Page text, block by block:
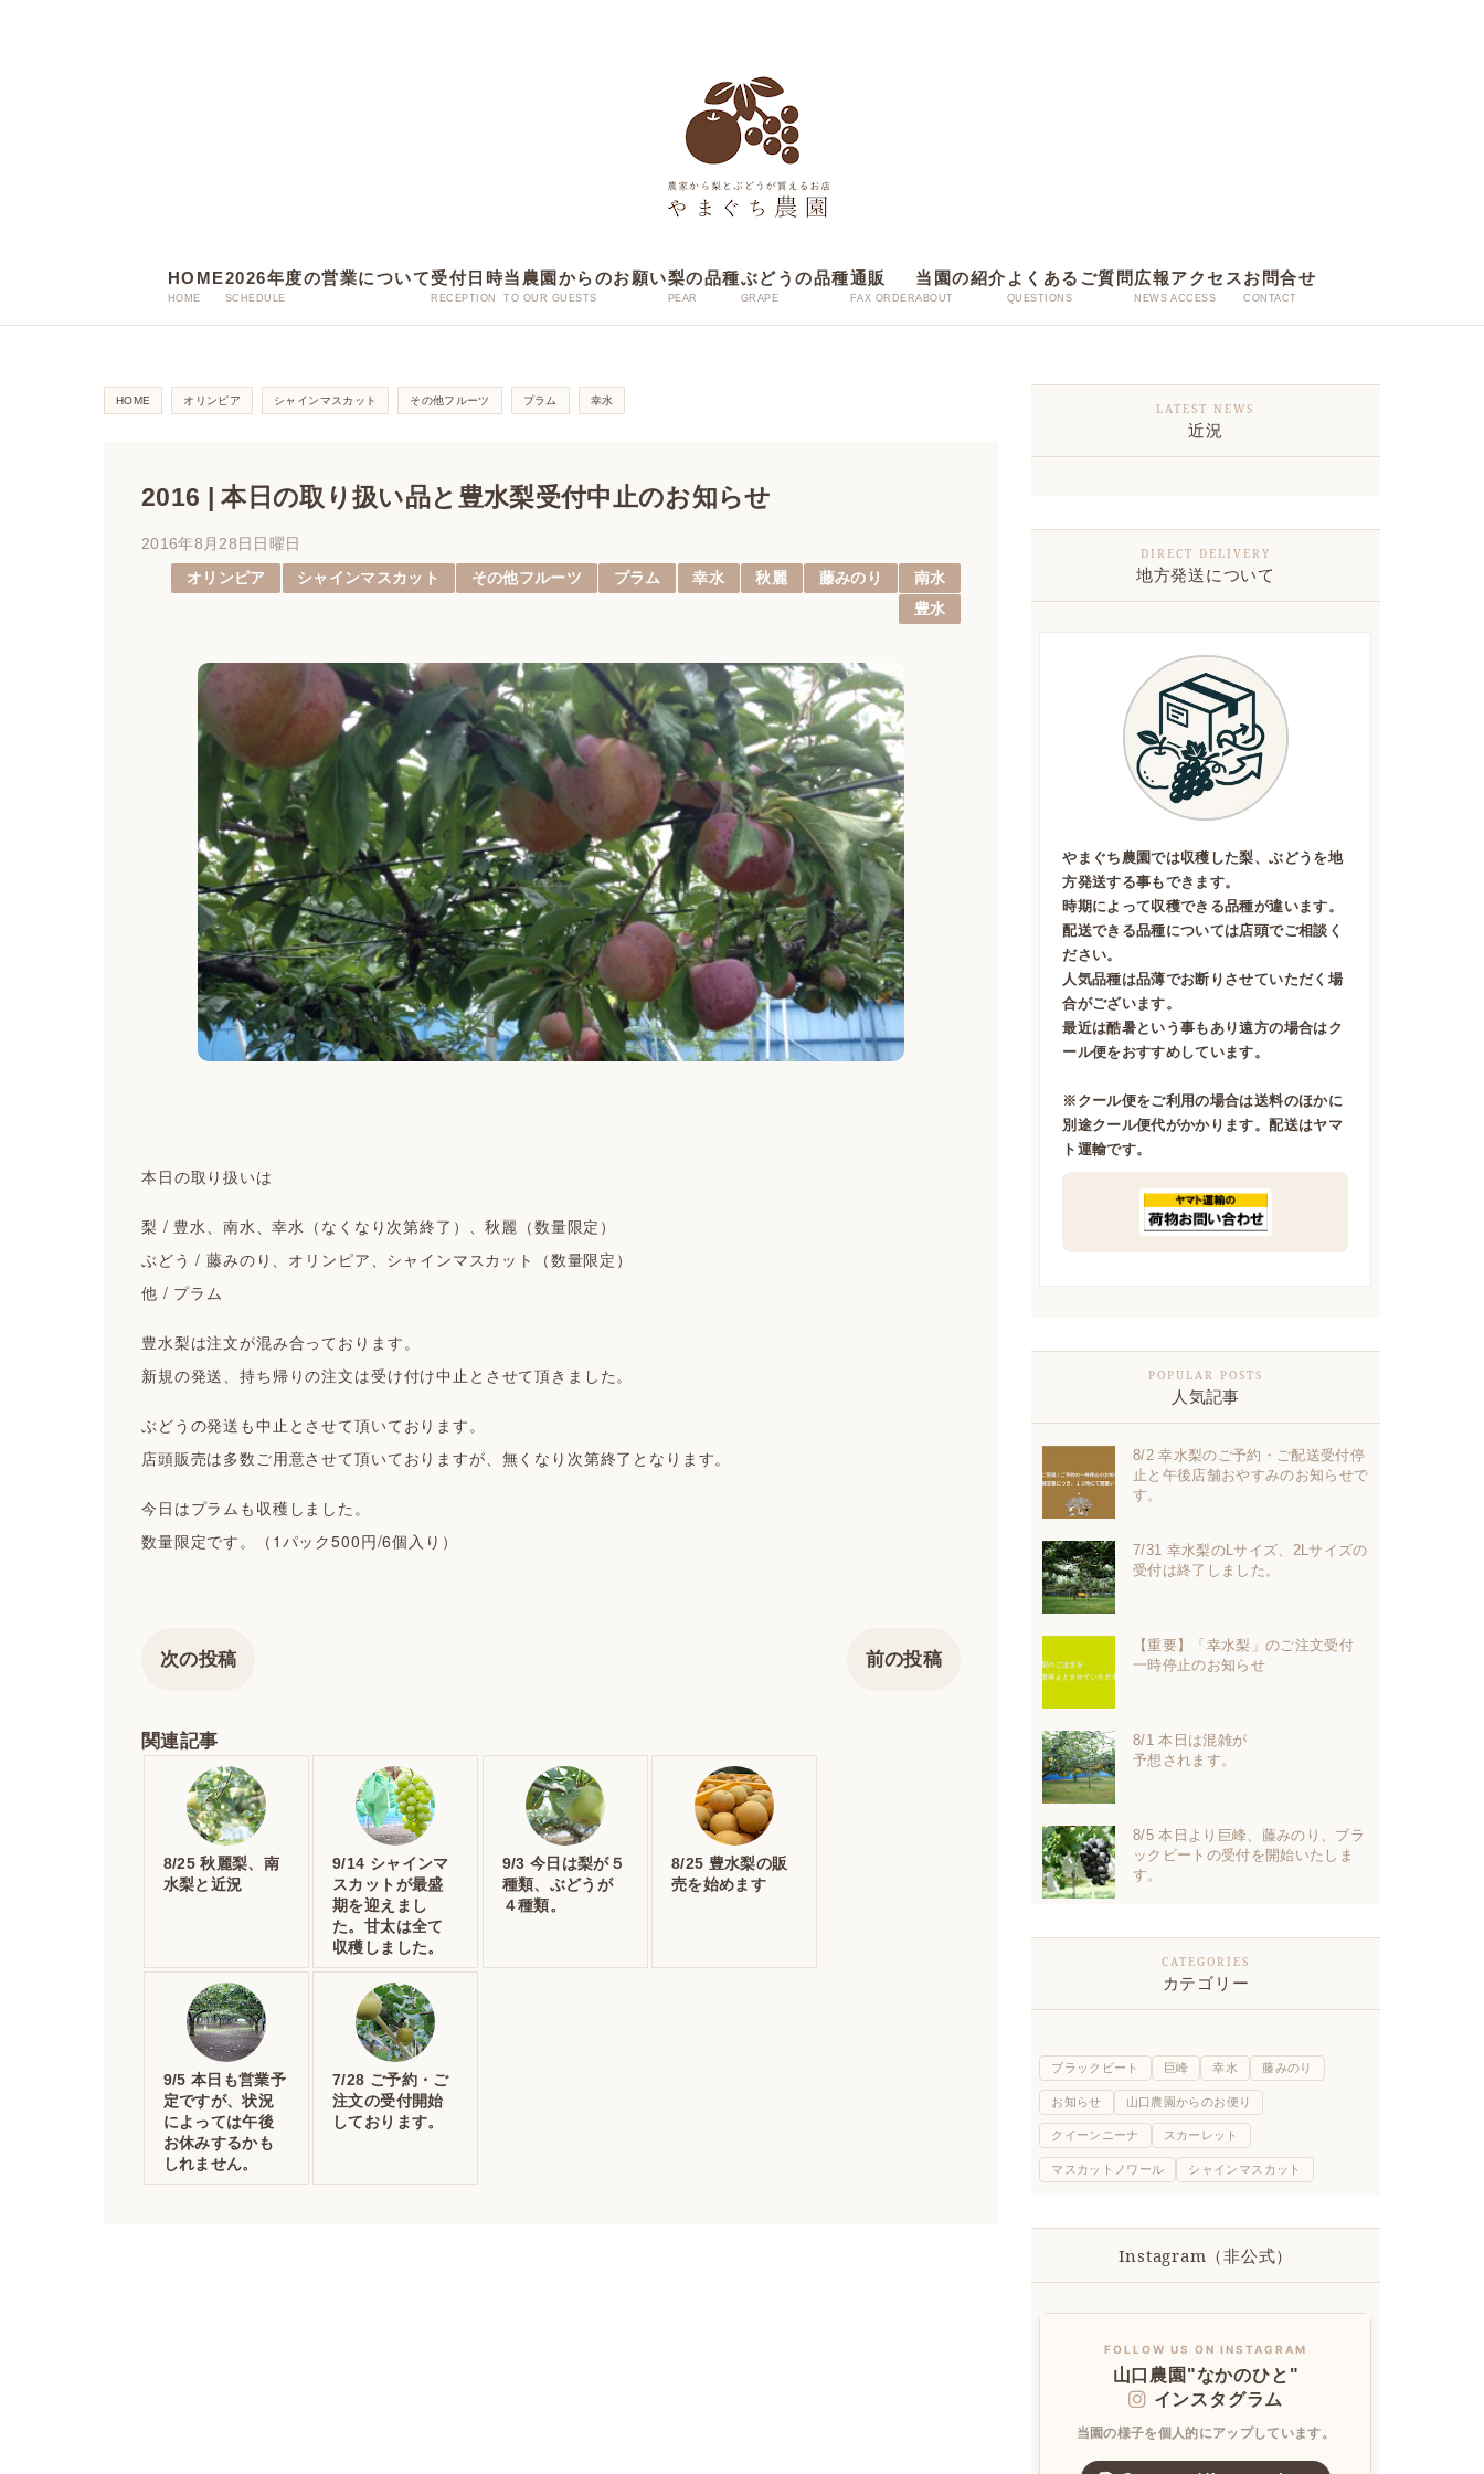
HOME2026年度の営業について受付日時当農園からのお願い梨の品種ぶどうの品種通販 当園の紹介 よくあるご質問 広報アクセスお問合せ
HOME オリンピア シャインマスカット その他フルーツ プラム 幸水
2016 | 本日の取り扱い品と豊水梨受付中止のお知らせ
2016年8月28日日曜日
オリンピア シャインマスカット その他フルーツ プラム 幸水 秋麗 藤みのり
南水
豊水
本日の取り扱いは
梨 / 豊水、南水、幸水（なくなり次第終了）、秋麗（数量限定）
ぶどう / 藤みのり、オリンピア、シャインマスカット（数量限定）
他 / プラム
豊水梨は注文が混み合っております。
新規の発送、持ち帰りの注文は受け付け中止とさせて頂きました。
ぶどうの発送も中止とさせて頂いております。
店頭販売は多数ご用意させて頂いておりますが、無くなり次第終了となります。
今日はプラムも収穫しました。
数量限定です。（1パック500円/6個入り）
次の投稿 前の投稿
関連記事
8/25 秋麗梨、南
水梨と近況
9/14 シャインマ
スカットが最盛
期を迎えまし
た。甘太は全て
収穫しました。
9/3 今日は梨が５
種類、ぶどうが
４種類。
8/25 豊水梨の販
売を始めます
9/5 本日も営業予
定ですが、状況
によっては午後
お休みするかも
しれません。
7/28 ご予約・ご
注文の受付開始
しております。
近況
地方発送について
やまぐち農園では収穫した梨、ぶどうを地
方発送する事もできます。
時期によって収穫できる品種が違います。
配送できる品種については店頭でご相談く
ださい。
人気品種は品薄でお断りさせていただく場
合がございます。
最近は酷暑という事もあり遠方の場合はク
ール便をおすすめしています。
※クール便をご利用の場合は送料のほかに
別途クール便代がかかります。配送はヤマ
ト運輸です。
人気記事
8/2 幸水梨のご予約・ご配送受付停
止と午後店舗おやすみのお知らせで
す。
7/31 幸水梨のLサイズ、2Lサイズの
受付は終了しました。
【重要】「幸水梨」のご注文受付
一時停止のお知らせ
8/1 本日は混雑が
予想されます。
8/5 本日より巨峰、藤みのり、ブラ
ックビートの受付を開始いたしま
す。
カテゴリー
ブラックビート 巨峰 幸水 藤みのり
お知らせ 山口農園からのお便り
クイーンニーナ スカーレット
マスカットノワール シャインマスカット
Instagram（非公式）
FOLLOW US ON INSTAGRAM
山口農園"なかのひと"
インスタグラム
当園の様子を個人的にアップしています。